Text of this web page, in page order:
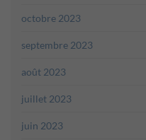
octobre 2023
septembre 2023
août 2023
juillet 2023
juin 2023